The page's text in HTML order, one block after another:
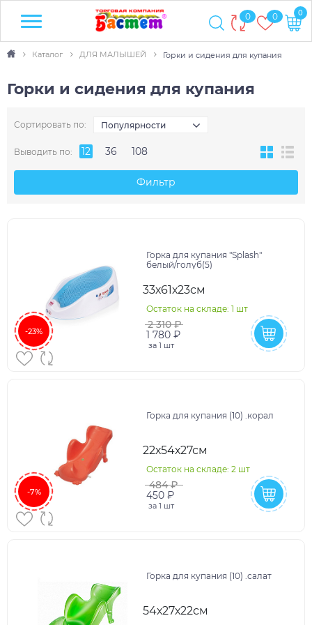
0 0 0
Каталог ДЛЯ МАЛЫШЕЙ Горки и сидения для купания
Горки и сидения для купания
Сортировать по: Популярности
Выводить по: 12 36 108
Фильтр
-23%
Горка для купания "Splash"
белый/голуб(5)
33х61х23см
Остаток на складе: 1 шт
2 310 ₽
1 780 ₽
за 1 шт
-7%
Горка для купания (10) .корал
22х54х27см
Остаток на складе: 2 шт
484 ₽
450 ₽
за 1 шт
Горка для купания (10) .салат
54х27х22см